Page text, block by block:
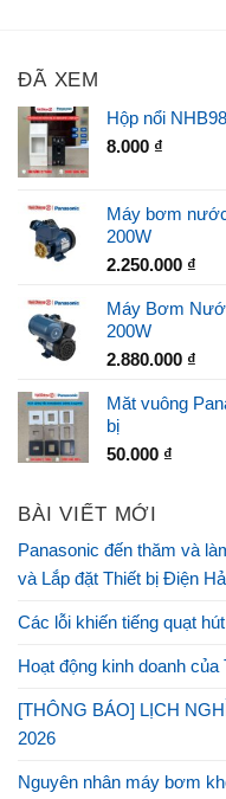
ĐÃ XEM
Hộp nổi
8.000 ₫
Máy bơm
200W
2.250.000 ₫
Máy Bơm
200W
2.880.000 ₫
Măt vuông
bị
50.000 ₫
BÀI VIẾT MỚI
Panasonic đến thăm và
và Lắp đặt Thiết bị Điện
Các lỗi khiến tiếng quạt
Hoạt động kinh doanh
[THÔNG BÁO] LỊCH
2026
Nguyên nhân máy bơm